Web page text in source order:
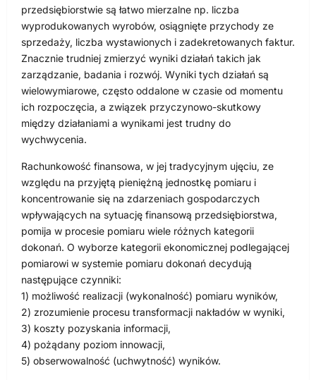
przedsiębiorstwie są łatwo mierzalne np. liczba
wyprodukowanych wyrobów, osiągnięte przychody ze
sprzedaży, liczba wystawionych i zadekretowanych faktur.
Znacznie trudniej zmierzyć wyniki działań takich jak
zarządzanie, badania i rozwój. Wyniki tych działań są
wielowymiarowe, często oddalone w czasie od momentu
ich rozpoczęcia, a związek przyczynowo-skutkowy
między działaniami a wynikami jest trudny do
wychwycenia.
Rachunkowość finansowa, w jej tradycyjnym ujęciu, ze
względu na przyjętą pieniężną jednostkę pomiaru i
koncentrowanie się na zdarzeniach gospodarczych
wpływających na sytuację finansową przedsiębiorstwa,
pomija w procesie pomiaru wiele różnych kategorii
dokonań. O wyborze kategorii ekonomicznej podlegającej
pomiarowi w systemie pomiaru dokonań decydują
następujące czynniki:
1) możliwość realizacji (wykonalność) pomiaru wyników,
2) zrozumienie procesu transformacji nakładów w wyniki,
3) koszty pozyskania informacji,
4) pożądany poziom innowacji,
5) obserwowalność (uchwytność) wyników.